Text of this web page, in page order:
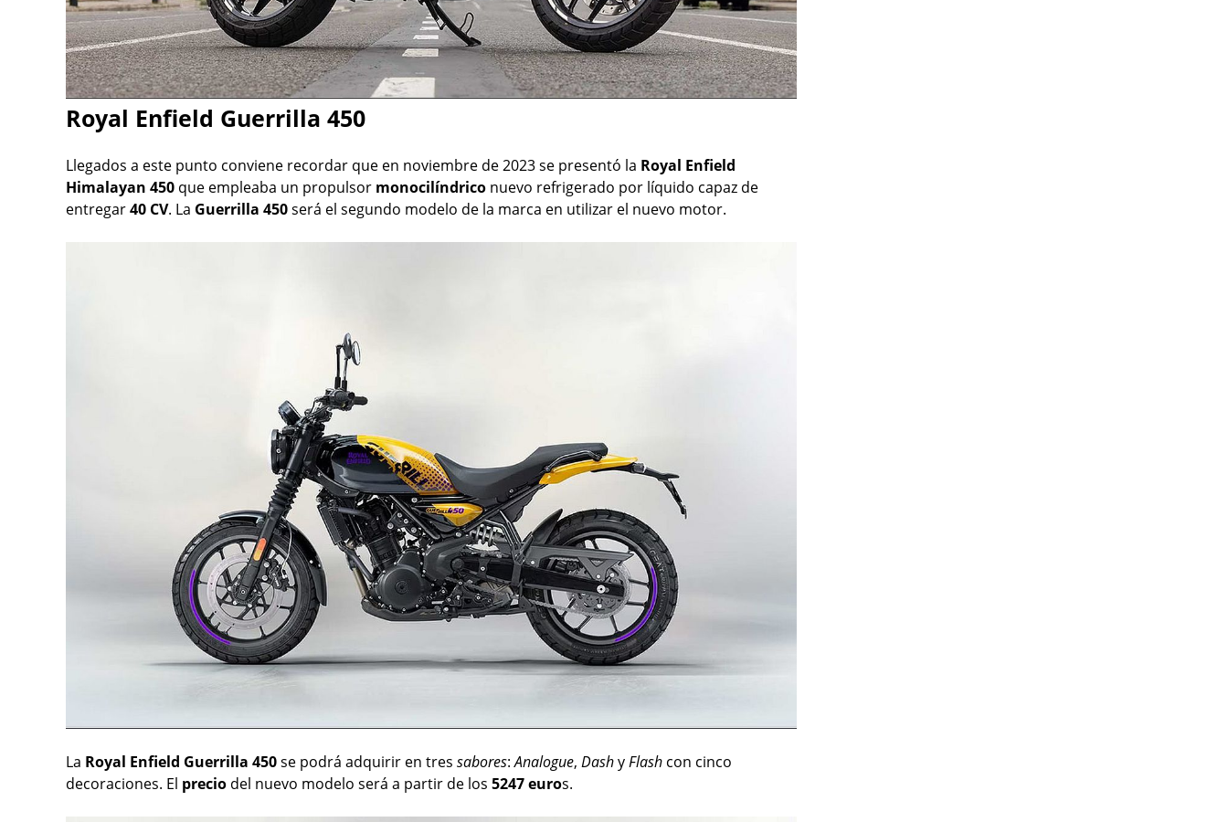
Royal Enfield Guerrilla 450
Llegados a este punto conviene recordar que en noviembre de 2023 se presentó la Royal Enfield
Himalayan 450 que empleaba un propulsor monocilíndrico nuevo refrigerado por líquido capaz de
entregar40 CV. La Guerrilla 450será el segundo modelo de la marca en utilizar el nuevo motor.
La Royal Enfield Guerrilla 450se podrá adquirir en tres sabores:Analogue, DashyFlash con cinco
decoraciones. El precio del nuevo modelo será a partir de los 5247 euros.